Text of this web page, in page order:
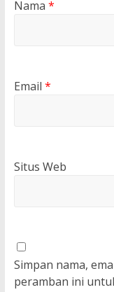
Nama *
Email *
Situs Web
Simpan nama,
peramban ini